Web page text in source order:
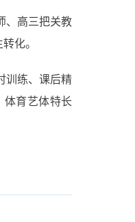
、高三把关教
化。
训练、课后精
体育艺体特长